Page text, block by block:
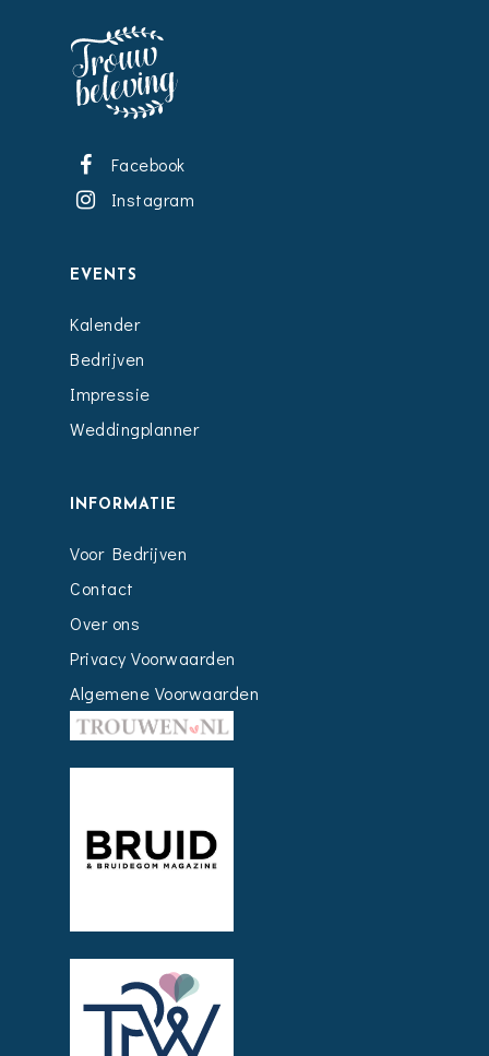
Facebook
Instagram
EVENTS
Kalender
Bedrijven
Impressie
Weddingplanner
INFORMATIE
Voor Bedrijven
Contact
Over ons
Privacy Voorwaarden
Algemene Voorwaarden